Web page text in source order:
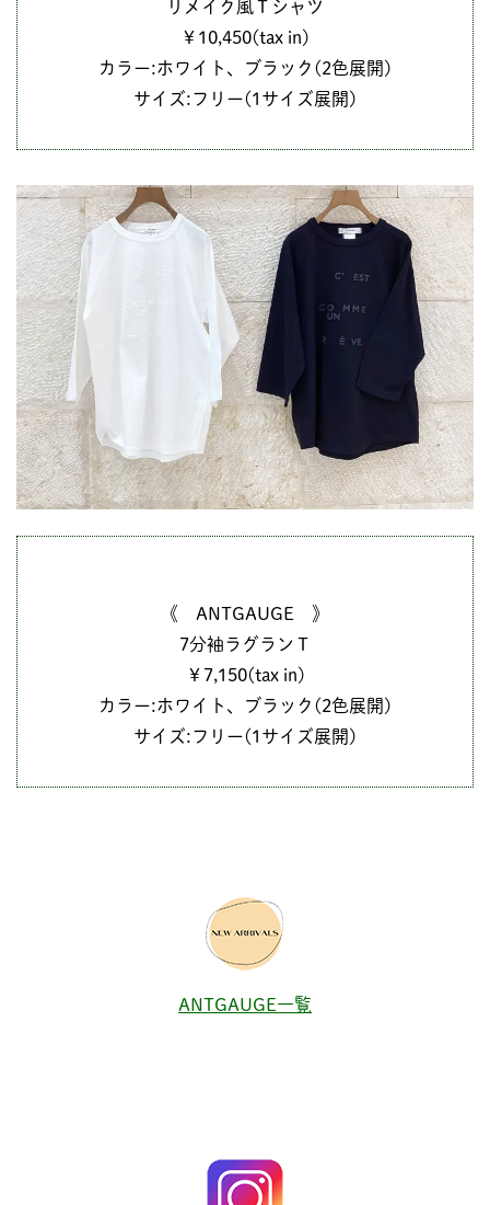
リメイク風Ｔシャツ
￥10,450(tax in)
カラー:ホワイト、ブラック(2色展開)
サイズ:フリー(1サイズ展開)
《 ANTGAUGE 》
7分袖ラグランＴ
￥7,150(tax in)
カラー:ホワイト、ブラック(2色展開)
サイズ:フリー(1サイズ展開)
ANTGAUGE一覧